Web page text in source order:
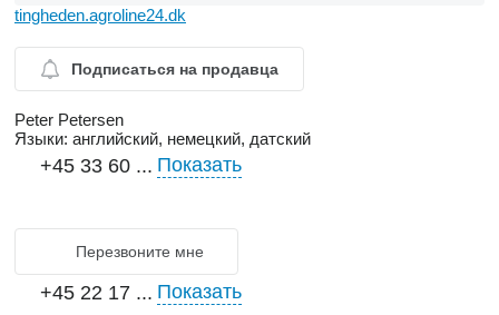
tingheden.agroline24.dk
Подписаться на продавца
Peter Petersen
Языки: английский, немецкий, датский
+45 33 60 ... Показать
Перезвоните мне
+45 22 17 ... Показать